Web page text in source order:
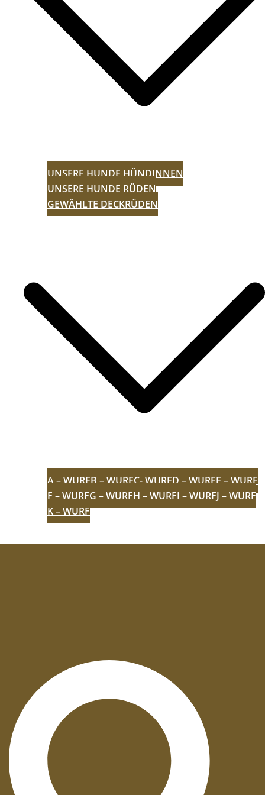
UNSERE HUNDE HÜNDINNEN
UNSERE HUNDE RÜDEN
GEWÄHLTE DECKRÜDEN
WÜRFE
A – WURFB – WURFC- WURFD – WURFE – WURF
F – WURFG – WURFH – WURFI – WURFJ – WURF
K – WURF
AUFZUCHTUNVERGESSEN